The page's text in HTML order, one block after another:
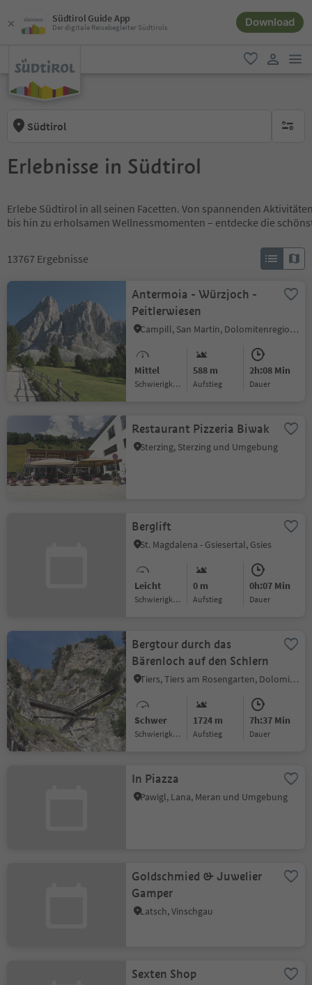
Südtirol Guide App
Der digitale Reisebegleiter Südtirols Download
favorit
Südtirol keine
Erlebnisse in Südtirol
Erlebe Südtirol in all seinen Facetten. Von spannenden
bis hin zu erholsamen Wellnessmomenten – entdecke die
13767 Ergebnisse
Antermoia - Würzjoch -
Peitlerwiesen
Campill, San Martin, Dolomitenregion Kronplatz
Mittel
Schwierigkeitsgrad
588 m
Aufstieg
2h:08 Min
Dauer
Restaurant Pizzeria Biwak
Sterzing, Sterzing und Umgebung
Berglift
St. Magdalena - Gsiesertal, Gsies
Leicht
Schwierigkeitsgrad
0 m
Aufstieg
0h:07 Min
Dauer
Bergtour durch das
Bärenloch auf den Schlern
Tiers, Tiers am Rosengarten, Dolomitenregion Seiser Alm
Schwer
Schwierigkeitsgrad
1724 m
Aufstieg
7h:37 Min
Dauer
In Piazza
Pawigl, Lana, Meran und Umgebung
Goldschmied & Juwelier
Gamper
Latsch, Vinschgau
Sexten Shop